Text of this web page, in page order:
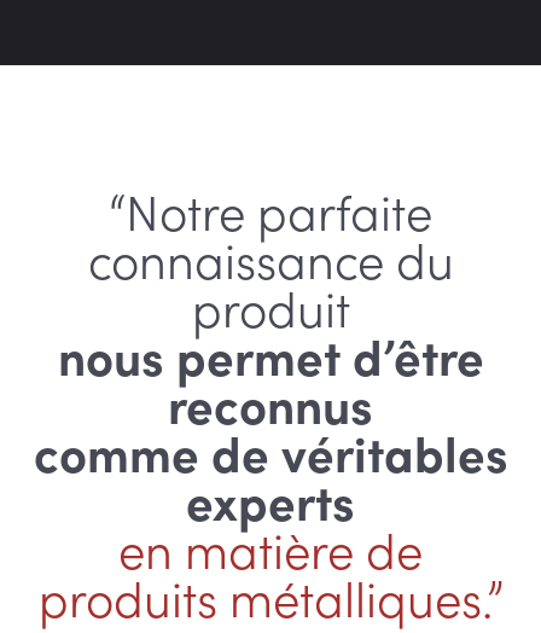
“Notre parfaite
connaissance du
produit
nous permet d’être
reconnus
comme de véritables
experts
en matière de
produits métalliques.”